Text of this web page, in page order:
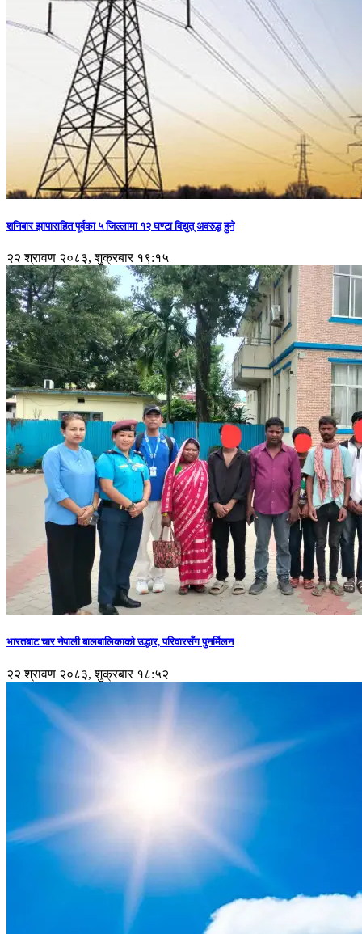
शनिबार झापासहित पूर्वका ५ जिल्लामा १२ घण्टा विद्युत् अवरुद्ध हुने
२२ श्रावण २०८३, शुक्रबार १९:१५
भारतबाट चार नेपाली बालबालिकाको उद्धार, परिवारसँग पुनर्मिलन
२२ श्रावण २०८३, शुक्रबार १८:५२